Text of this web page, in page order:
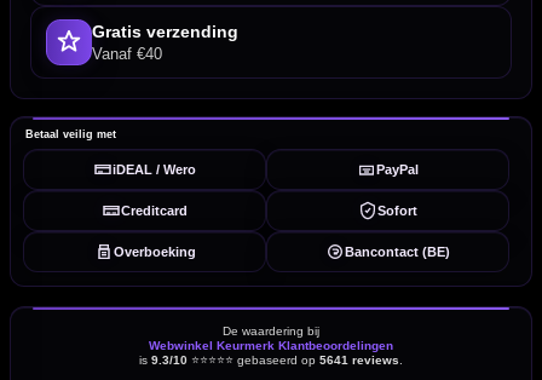
Gratis verzending
Vanaf €40
Betaal veilig met
iDEAL / Wero PayPal
Creditcard Sofort
Overboeking Bancontact (BE)
De waardering bij
Webwinkel Keurmerk Klantbeoordelingen
is 9.3/10 ⭐⭐⭐⭐⭐ gebaseerd op 5641 reviews